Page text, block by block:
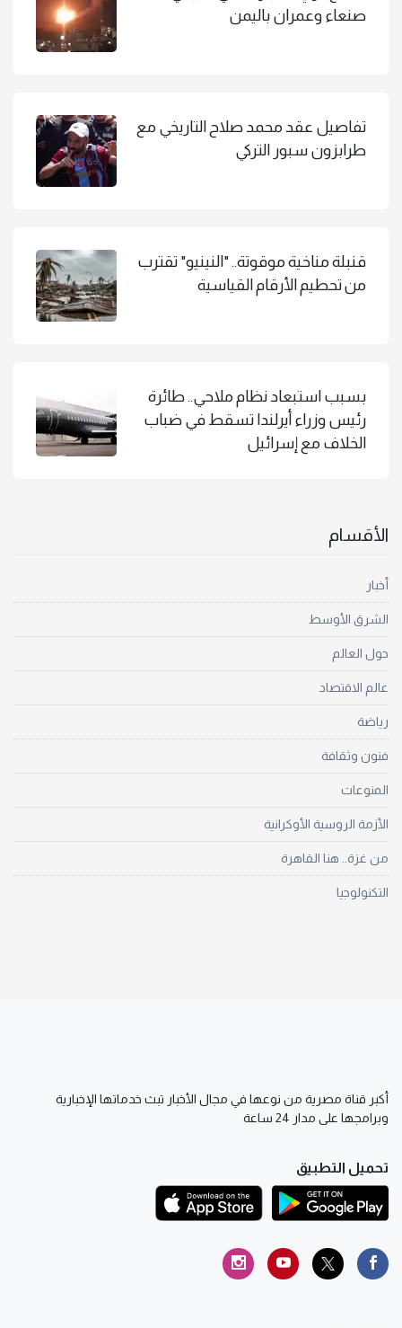
صنعاء وعمران باليمن
تفاصيل عقد محمد صلاح التاريخي مع
طرابزون سبور التركي
قنبلة مناخية موقوتة.. "النينيو" تقترب
من تحطيم الأرقام القياسية
بسبب استبعاد نظام ملاحي.. طائرة
رئيس وزراء أيرلندا تسقط في ضباب
الخلاف مع إسرائيل
الأقسام
أخبار
الشرق الأوسط
حول العالم
عالم الاقتصاد
رياضة
فنون وثقافة
المنوعات
الأزمة الروسية الأوكرانية
من غزة.. هنا القاهرة
التكنولوجيا
أكبر قناة مصرية من نوعها في مجال الأخبار تبث خدماتها الإخبارية
وبرامجها على مدار 24 ساعة
تحميل التطبيق